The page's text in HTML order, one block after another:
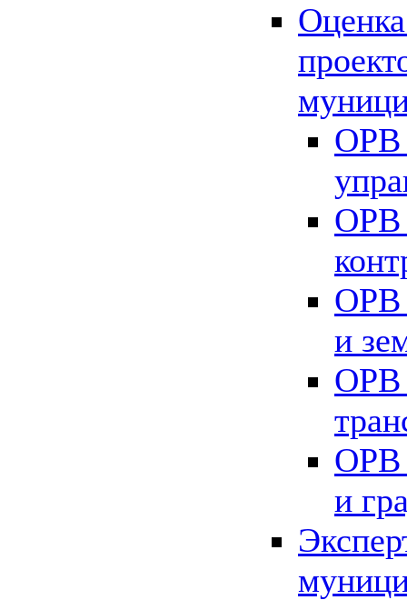
ОРВ
ОРВ
ОРВ
и
ОРВ
ОРВ
и